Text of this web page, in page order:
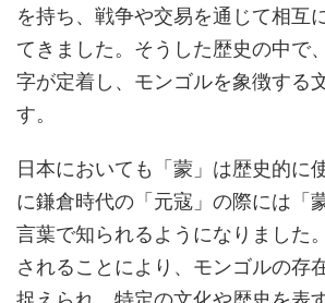
を持ち、戦争や交易を通じて相互
てきました。そうした歴史の中で
字が定着し、モンゴルを象徴する
す。
日本においても「蒙」は歴史的に
に鎌倉時代の「元寇」の際には「
言葉で知られるようになりました
されることにより、モンゴルの存